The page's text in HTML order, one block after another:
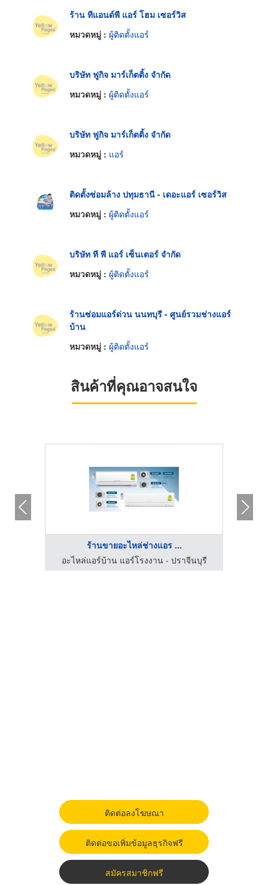
ร้าน ทีแอนด์พี แอร์ โฮม เซอร์วิส
หมวดหมู่ : ผู้ติดตั้งแอร์
บริษัท ฟูกิจ มาร์เก็ตติ้ง จำกัด
หมวดหมู่ : ผู้ติดตั้งแอร์
บริษัท ฟูกิจ มาร์เก็ตติ้ง จำกัด
หมวดหมู่ : แอร์
ติดตั้งซ่อมล้าง ปทุมธานี - เดอะแอร์ เซอร์วิส
หมวดหมู่ : ผู้ติดตั้งแอร์
บริษัท ที พี แอร์ เซ็นเตอร์ จำกัด
หมวดหมู่ : ผู้ติดตั้งแอร์
ร้านซ่อมแอร์ด่วน นนทบุรี - ศูนย์รวมช่างแอร์
บ้าน
หมวดหมู่ : ผู้ติดตั้งแอร์
สินค้าที่คุณอาจสนใจ
ร้านขายอะไหล่ช่างแอร ...
อะไหล่แอร์บ้าน แอร์โรงงาน - ปราจีนบุรี
ติดต่อลงโฆษณา
ติดต่อขอเพิ่มข้อมูลธุรกิจฟรี
สมัครสมาชิกฟรี